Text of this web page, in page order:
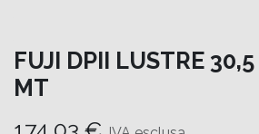
FUJI DPII LUSTRE
MT